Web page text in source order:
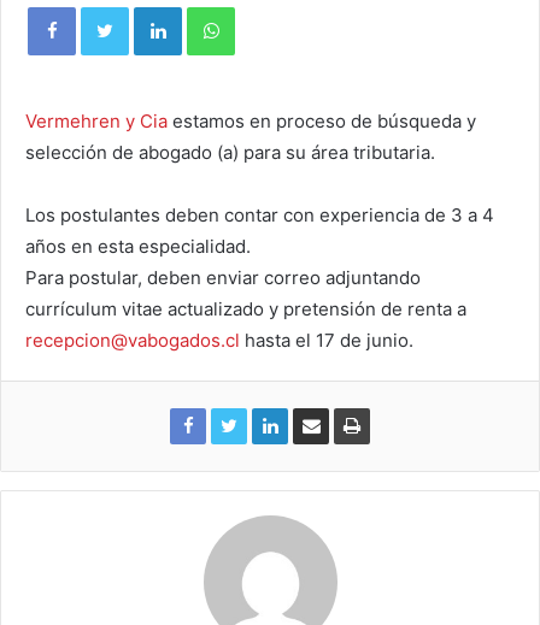
Vermehren y Cia estamos en proceso de búsqueda y
selección de abogado (a) para su área tributaria.
Los postulantes deben contar con experiencia de 3 a 4
años en esta especialidad.
Para postular, deben enviar correo adjuntando
currículum vitae actualizado y pretensión de renta a
recepcion@vabogados.cl hasta el 17 de junio.